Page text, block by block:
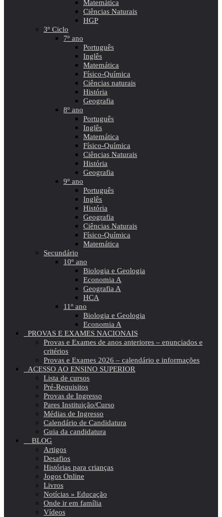
Matemática
Ciências Naturais
HGP
3º Ciclo
7º ano
Português
Inglês
Matemática
Físico-Química
Ciências naturais
História
Geografia
8º ano
Português
Inglês
Matemática
Físico-Química
Ciências Naturais
História
Geografia
9º ano
Português
Inglês
História
Geografia
Ciências Naturais
Físico-Química
Matemática
Secundário
10º ano
Biologia e Geologia
Economia A
Geografia A
HCA
11º ano
Biologia e Geologia
Economia A
PROVAS E EXAMES NACIONAIS
Provas e Exames de anos anteriores – enunciados e
critérios
Provas e Exames 2026 – calendário e informações
ACESSO AO ENSINO SUPERIOR
Lista de cursos
Pré-Requisitos
Provas de Ingresso
Pares Instituição/Curso
Médias de Ingresso
Calendário de Candidatura
Guia da candidatura
BLOG
Artigos
Desafios
Histórias para crianças
Jogos Online
Livros
Notícias » Educação
Onde ir em família
Vídeos